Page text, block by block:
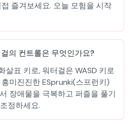
즐겨보세요. 오늘 모험을 시작
의 컨트롤은 무엇인가요?
살표 키로, 워터걸은 WASD 키로
미진진한 ESprunki(스프런키)
장애물을 극복하고 퍼즐을 풀기
정하세요.